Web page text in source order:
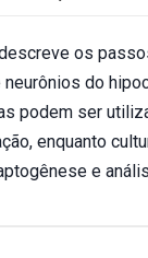
os
do
podem ser
enquanto
e